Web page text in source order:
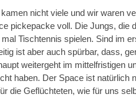
nicht viele und wir waren
pickepacke voll. Die Jungs, die
mal Tischtennis spielen. Sind im
ist aber auch spürbar, dass,
weitergeht im mittelfristigen
haben. Der Space ist natürlich
die Geflüchteten, wie für uns